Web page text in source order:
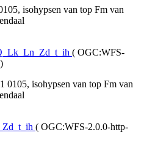
isohypsen van top Fm van
( OGC:WFS-
)
0105, isohypsen van top Fm van
( OGC:WFS-2.0.0-http-